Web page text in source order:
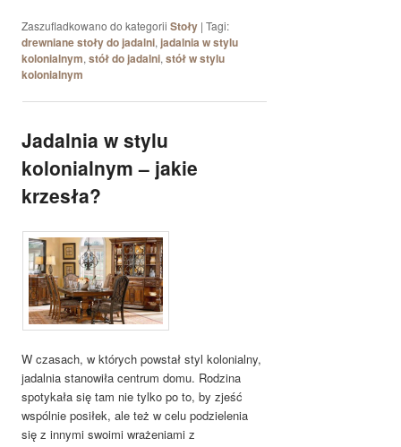
Zaszufladkowano do kategorii Stoły |Tagi:
drewniane stoły do jadalni,jadalnia w stylu
kolonialnym,stół do jadalni,stół w stylu
kolonialnym
Jadalnia w stylu
kolonialnym – jakie
krzesła?
W czasach, w których powstał styl kolonialny,
jadalnia stanowiła centrum domu. Rodzina
spotykała się tam nie tylko po to, by zjeść
wspólnie posiłek, ale też w celu podzielenia
się z innymi swoimi wrażeniami z